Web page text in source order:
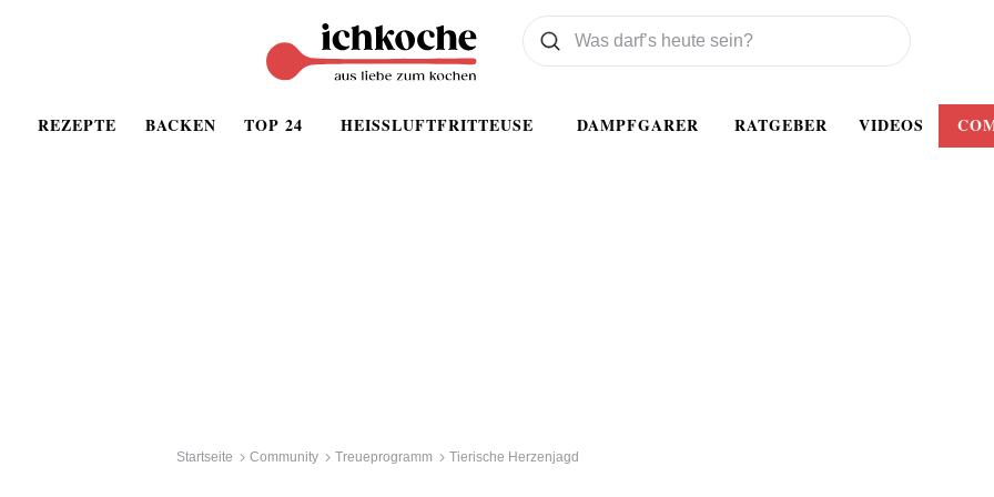
REZEPTE BACKEN TOP 24 HEISSLUFTFRITTEUSE DAMPFGARER RATGEBER VIDEOS
Was wollen Sie suchen
Suchen
Startseite Community Treueprogramm Tierische Herzenjagd